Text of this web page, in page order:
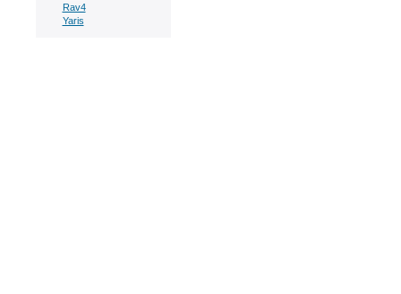
Rav4
Yaris